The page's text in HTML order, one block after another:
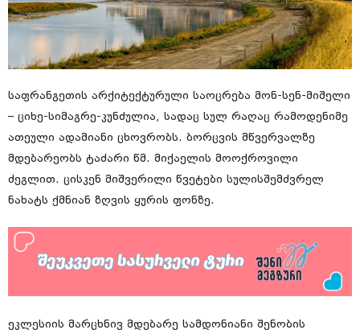
საფრანგეთის არქიტექტურული საოცრება მონ-სენ-მიშელი
– ციხე-სიმაგრე-კუნძულია, სადაც სულ რაღაც რამოდენიმე
ათეული ადამიანი ცხოვრობს. ბორცვის მწვერვალზე
მდებარეობს ტაძარი წმ. მიქაელის მოოქროვილი
ძეგლით. ცისკენ მიშვერილი წვეტები სულისშემძვრელ
ნახატს ქმნიან ზღვის ყურის ფონზე.
ეკლესიის მარცხნივ მდებარე სამდონიანი შენობის